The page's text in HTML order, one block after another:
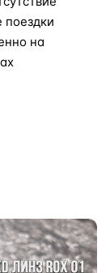
поездки
на